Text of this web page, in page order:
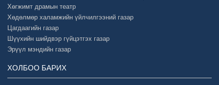
Хөгжимт драмын театр
Хөдөлмөр халамжийн үйлчилгээний газар
Цагдаагийн газар
Шүүхийн шийдвэр гүйцэтгэх газар
Эрүүл мэндийн газар
ХОЛБОО БАРИХ